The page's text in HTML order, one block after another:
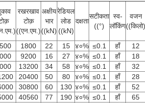
रखरखाव
टोक़
((एन.एम.)
अक्षीय
भार
((kN)
रेडियल
लोड
((kN)
दक्षता
सटीकता
((°)
स्व-
लॉकिंग
वजन
((किलो)
1800 22 15 ४०% ≤0.1 हाँ
12
9200 16 27 ४०% ≤0.1 हाँ
18
13200 34 58 ४०% ≤0.1 हाँ
32
20400 50 80 ४०% ≤0.1 हाँ
28
30800 60 130 ४०% ≤0.1 हाँ
52
40560 77 190 ४०% ≤0.1 हाँ
65